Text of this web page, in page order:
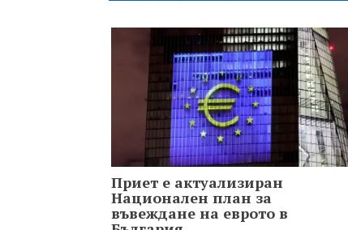
Приет е актуализиран
Национален план за
въвеждане на еврото в